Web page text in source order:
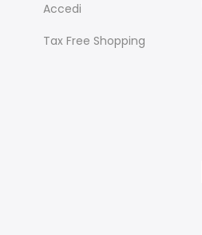
Accedi
Tax Free Shopping